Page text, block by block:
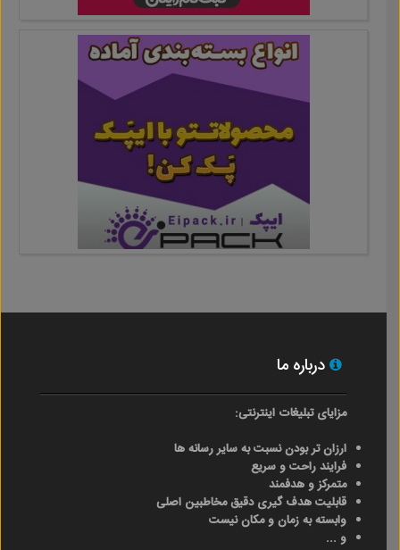
درباره ما
مزایای تبلیغات اینترنتی:
ارزان تر بودن نسبت به سایر رسانه ها
فرایند راحت و سریع
متمرکز و هدفمند
قابلیت هدف گیری دقیق مخاطبین اصلی
وابسته به زمان و مکان نیست
و ...